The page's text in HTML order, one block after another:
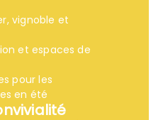
vignoble et
et espaces de
pour les
en été